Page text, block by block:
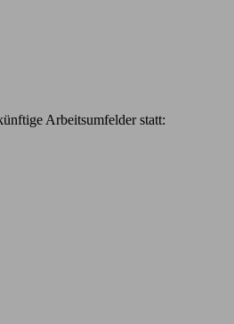
Arbeitsumfelder statt: